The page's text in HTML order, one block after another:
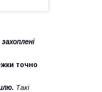
точно
Такі